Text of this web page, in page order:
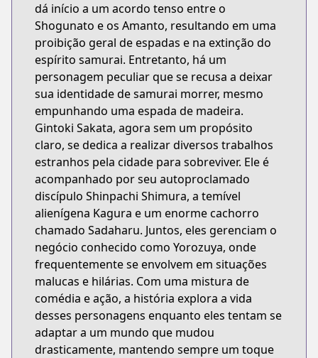
dá início a um acordo tenso entre o
Shogunato e os Amanto, resultando em uma
proibição geral de espadas e na extinção do
espírito samurai. Entretanto, há um
personagem peculiar que se recusa a deixar
sua identidade de samurai morrer, mesmo
empunhando uma espada de madeira.
Gintoki Sakata, agora sem um propósito
claro, se dedica a realizar diversos trabalhos
estranhos pela cidade para sobreviver. Ele é
acompanhado por seu autoproclamado
discípulo Shinpachi Shimura, a temível
alienígena Kagura e um enorme cachorro
chamado Sadaharu. Juntos, eles gerenciam o
negócio conhecido como Yorozuya, onde
frequentemente se envolvem em situações
malucas e hilárias. Com uma mistura de
comédia e ação, a história explora a vida
desses personagens enquanto eles tentam se
adaptar a um mundo que mudou
drasticamente, mantendo sempre um toque